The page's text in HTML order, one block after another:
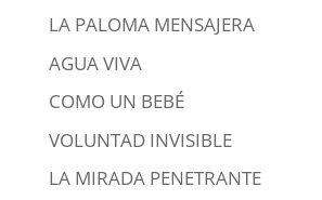
LA PALOMA MENSAJERA
AGUA VIVA
COMO UN BEBÉ
VOLUNTAD INVISIBLE
LA MIRADA PENETRANTE